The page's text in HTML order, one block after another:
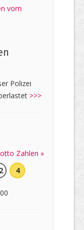
vom
Polizei
>>>
Zahlen »
4